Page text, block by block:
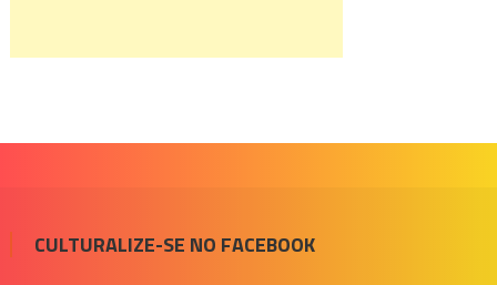
CULTURALIZE-SE NO FACEBOOK